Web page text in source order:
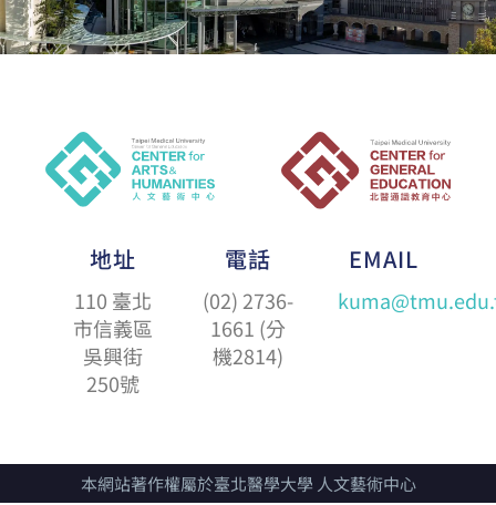
地址
110 臺北
市信義區
吳興街
250號
電話
(02) 2736-
1661 (分
機2814)
EMAIL
本網站著作權屬於臺北醫學大學 人文藝術中心